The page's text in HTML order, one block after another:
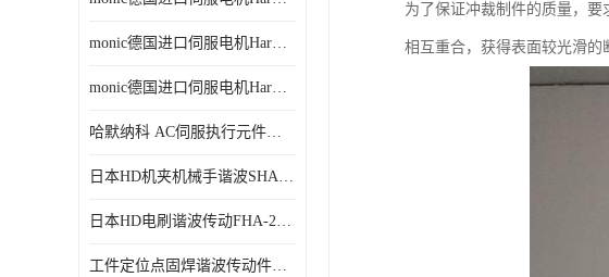
monic德国进口伺服电机Har中国总代理公司
monic德国进口伺服电机Har中国总代理供应
哈默纳科 AC伺服执行元件扁平型SHA系列
日本HD机夹机械手谐波SHA32A120CG-B12B
日本HD电刷谐波传动FHA-25C-50-E250-C
工件定位点固焊谐波传动件哈默纳科CSF-45-100-2UH
为了保证冲裁制件的质量，
相互重合，获得表面较光滑的